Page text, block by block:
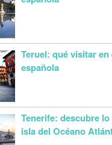
Teruel: qué visitar
española
Tenerife: descubre
isla del Océano